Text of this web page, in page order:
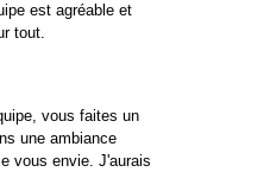
est agréable et
tout.
vous faites un
une ambiance
vous envie. J'aurais